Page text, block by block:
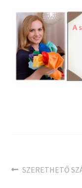
Bejegyzés
Previous
SZERETHETŐ